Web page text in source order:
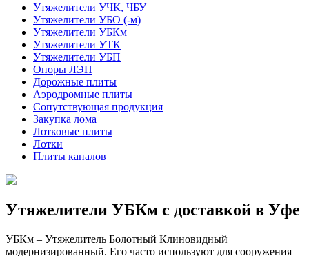
Утяжелители УЧК, ЧБУ
Утяжелители УБО (-м)
Утяжелители УБКм
Утяжелители УТК
Утяжелители УБП
Опоры ЛЭП
Дорожные плиты
Аэродромные плиты
Сопутствующая продукция
Закупка лома
Лотковые плиты
Лотки
Плиты каналов
Утяжелители УБКм с доставкой в Уфе
УБКм – Утяжелитель Болотный Клиновидный
модернизированный. Его часто используют для сооружения